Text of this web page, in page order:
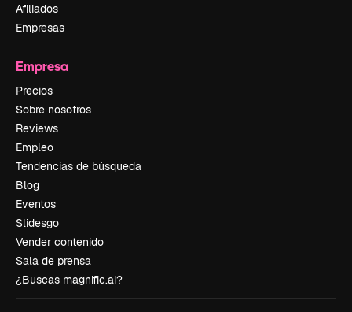
Afiliados
Empresas
Empresa
Precios
Sobre nosotros
Reviews
Empleo
Tendencias de búsqueda
Blog
Eventos
Slidesgo
Vender contenido
Sala de prensa
¿Buscas magnific.ai?